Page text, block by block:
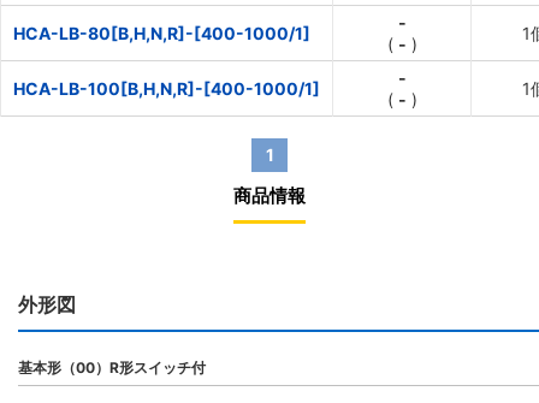
HCA-LB-80[B,H,N,R]-[400-1000/1]
-
( - )
1
HCA-LB-100[B,H,N,R]-[400-1000/1]
-
( - )
1
1
商品情報
外形図
基本形（00）R形スイッチ付